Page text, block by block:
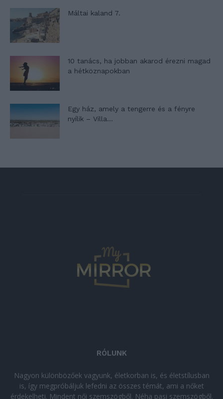
Máltai kaland 7.
10 tanács, ha jobban akarod érezni magad
a hétköznapokban
Egy ház, amely a tengerre és a fényre
nyílik – Villa...
RÓLUNK
Nagyon különbözőek vagyunk, életkorban is, és életstílusban
is, így megpróbáljuk lefedni az összes témát, ami a nőket
érdekelheti. Mindent női szemszögből. Néha pasi szemszögből.